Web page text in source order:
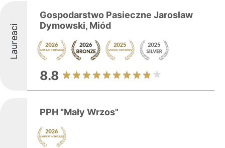
Laureaci
Gospodarstwo Pasieczne Jarosław
Dymowski, Miód
8.8
PPH "Mały Wrzos"